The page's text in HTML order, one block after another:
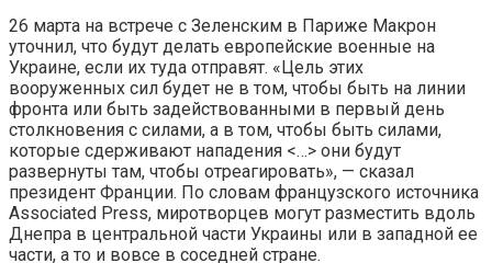
26 марта на встрече с Зеленским в Париже Макрон
уточнил, что будут делать европейские военные на
Украине, если их туда отправят. «Цель этих
вооруженных сил будет не в том, чтобы быть на линии
фронта или быть задействованными в первый день
столкновения с силами, а в том, чтобы быть силами,
которые сдерживают нападения <…> они будут
развернуты там, чтобы отреагировать», — сказал
президент Франции. По словам французского источника
Associated Press, миротворцев могут разместить вдоль
Днепра в центральной части Украины или в западной ее
части, а то и вовсе в соседней стране.